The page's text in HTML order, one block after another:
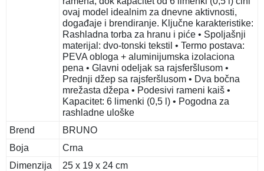
ovaj model idealnim za dnevne aktivnosti,
događaje i brendiranje. Ključne karakteristike:
Rashladna torba za hranu i piće • Spoljašnji
materijal: dvo-tonski tekstil • Termo postava:
PEVA obloga + aluminijumska izolaciona
pena • Glavni odeljak sa rajsferšlusom •
Prednji džep sa rajsferšlusom • Dva bočna
mrežasta džepa • Podesivi rameni kaiš •
Kapacitet: 6 limenki (0,5 l) • Pogodna za
rashladne uloške
Brend
BRUNO
Boja
Crna
Dimenzija
25 x 19 x 24 cm